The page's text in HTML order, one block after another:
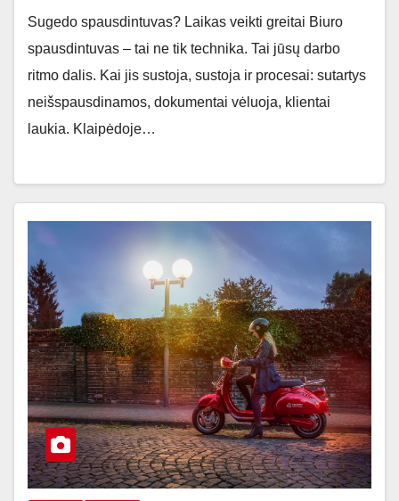
Sugedo spausdintuvas? Laikas veikti greitai Biuro
spausdintuvas – tai ne tik technika. Tai jūsų darbo
ritmo dalis. Kai jis sustoja, sustoja ir procesai: sutartys
neišspausdinamos, dokumentai vėluoja, klientai
laukia. Klaipėdoje…